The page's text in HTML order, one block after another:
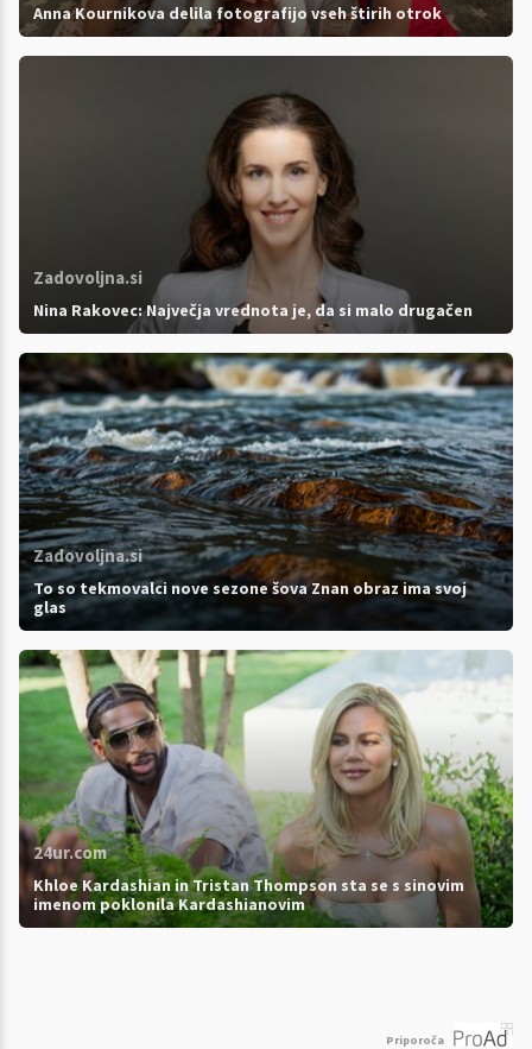
Anna Kournikova delila fotografijo vseh štirih otrok
Zadovoljna.si
Nina Rakovec: Največja vrednota je, da si malo drugačen
Zadovoljna.si
To so tekmovalci nove sezone šova Znan obraz ima svoj
glas
24ur.com
Khloe Kardashian in Tristan Thompson sta se s sinovim
imenom poklonila Kardashianovim
Priporoča